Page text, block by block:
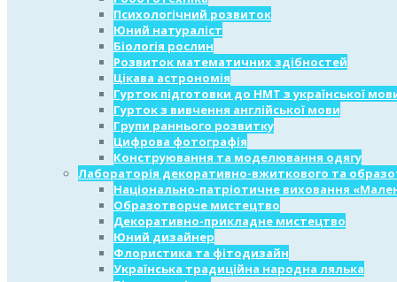
Психологічний розвиток
Юний натураліст
Біологія рослин
Розвиток математичних здібностей
Цікава астрономія
Гурток підготовки до НМТ з української
Гурток з вивчення англійської мови
Групи раннього розвитку
Цифрова фотографія
Конструювання та моделювання одягу
Лабораторія декоративно-вжиткового та
Національно-патріотичне виховання
Образотворче мистецтво
Декоративно-прикладне мистецтво
Юний дизайнер
Флористика та фітодизайн
Українська традиційна народна лялька